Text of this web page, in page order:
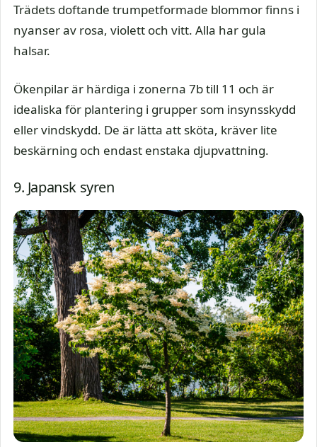
Trädets doftande trumpetformade blommor finns i
nyanser av rosa, violett och vitt. Alla har gula
halsar.
Ökenpilar är härdiga i zonerna 7b till 11 och är
idealiska för plantering i grupper som insynsskydd
eller vindskydd. De är lätta att sköta, kräver lite
beskärning och endast enstaka djupvattning.
9. Japansk syren